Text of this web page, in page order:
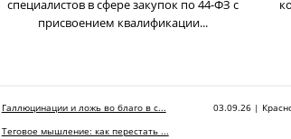
cпециалистов в сфере закупок по 44-ФЗ с
присвоением квалификации...
Галлюцинации и ложь во благо в с... 03.09.26 |
Теговое мышление: как перестать ...